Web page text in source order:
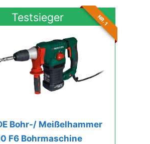
Testsieger NR. 1
Bohr-/ Meißelhammer
F6 Bohrmaschine